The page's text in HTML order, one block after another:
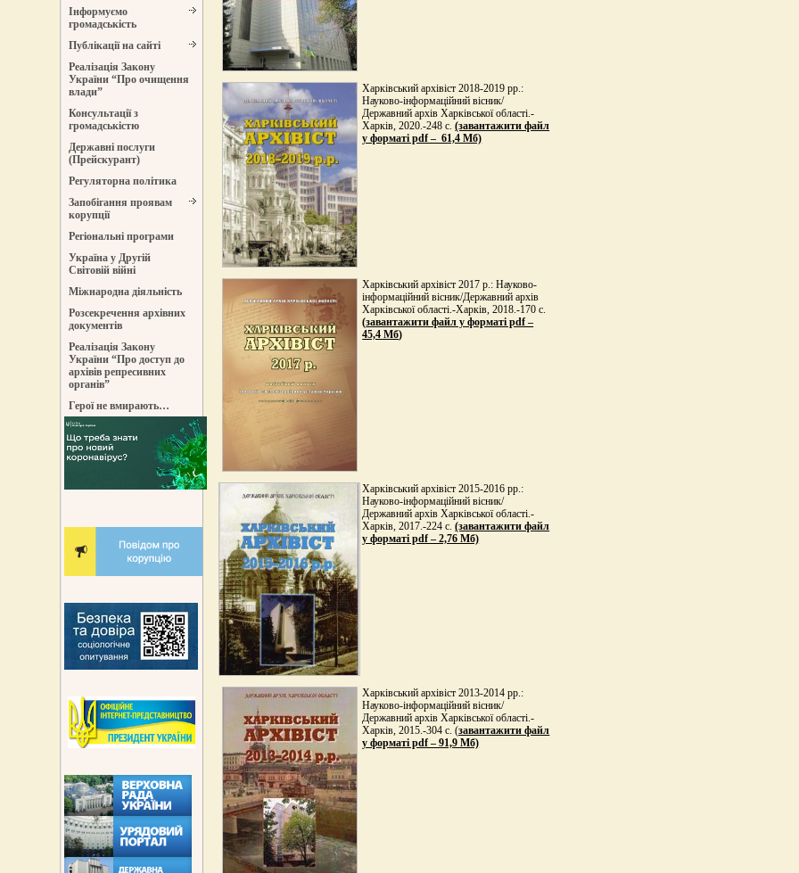
Інформуємо
громадськість
Публікації на сайті
Реалізація Закону
України “Про очищення
влади”
Консультації з
громадськістю
Державні послуги
(Прейскурант)
Регуляторна політика
Запобігання проявам
корупції
Регіональні програми
Україна у Другій
Світовій війні
Міжнародна діяльність
Розсекречення архівних
документів
Реалізація Закону
України “Про доступ до
архівів репресивних
органів”
Герої не вмирають…
Харківський архівіст 2018-2019 рр.:
Науково-інформаційний вісник/
Державний архів Харківської області.-
Харків, 2020.-248 с.(завантажити файл
у форматі pdf – 61,4 Мб)
Харківський архівіст 2017 р.: Науково-
інформаційний вісник/Державний архів
Харківської області.-Харків, 2018.-170 с.
(завантажити файл у форматі pdf –
45,4 Мб)
Харківський архівіст 2015-2016 рр.:
Науково-інформаційний вісник/
Державний архів Харківської області.-
Харків, 2017.-224 с.(завантажити файл
у форматі pdf – 2,76 Мб)
Харківський архівіст 2013-2014 рр.:
Науково-інформаційний вісник/
Державний архів Харківської області.-
Харків, 2015.-304 с. (завантажити файл
у форматі pdf – 91,9 Мб)